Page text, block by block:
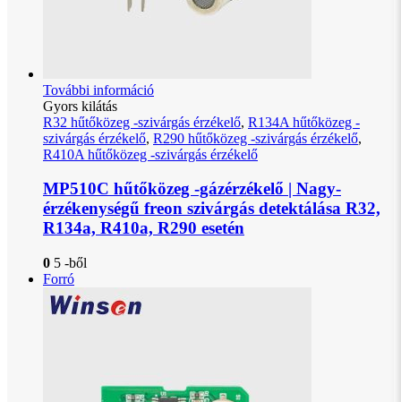
További információ
Gyors kilátás
R32 hűtőközeg -szivárgás érzékelő, R134A hűtőközeg -
szivárgás érzékelő, R290 hűtőközeg -szivárgás érzékelő,
R410A hűtőközeg -szivárgás érzékelő
MP510C hűtőközeg -gázérzékelő | Nagy-
érzékenységű freon szivárgás detektálása R32,
R134a, R410a, R290 esetén
0 5 -ből
Forró